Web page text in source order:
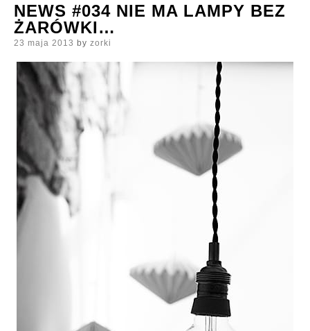
NEWS #034 NIE MA LAMPY BEZ
ŻARÓWKI…
Posted
23 maja 2013 by zorki